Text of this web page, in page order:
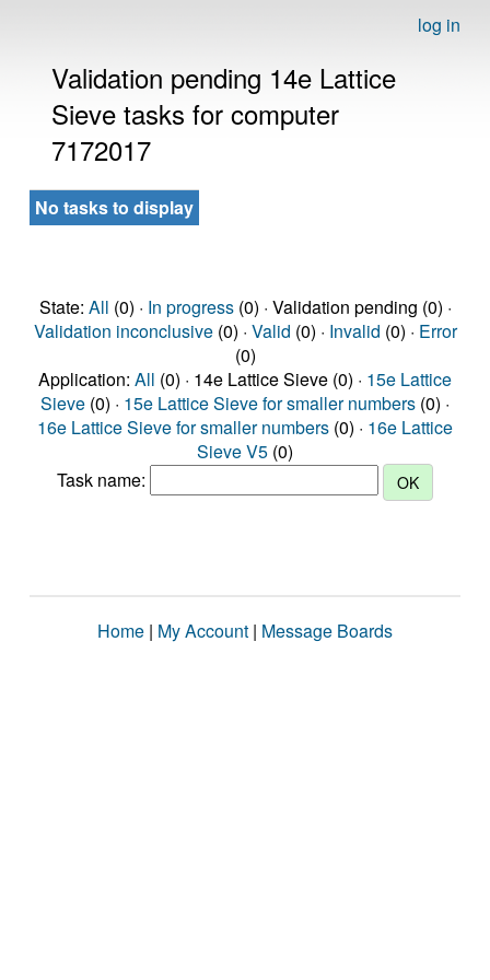
log in
Validation pending 14e Lattice
Sieve tasks for computer
7172017
No tasks to display
State: All (0) · In progress(0) · Validation pending (0) ·
Validation inconclusive(0) · Valid (0) · Invalid (0) · Error
(0)
Application: All (0) · 14e Lattice Sieve (0) · 15e Lattice
Sieve (0) · 15e Lattice Sieve for smaller numbers (0) ·
16e Lattice Sieve for smaller numbers (0) · 16e Lattice
Sieve V5 (0)
Task name:
Home | My Account | Message Boards